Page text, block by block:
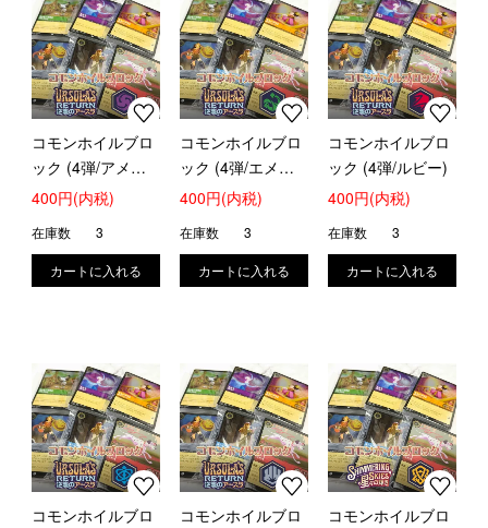
コモンホイルブロ
ック (4弾/アメジ
スト)
400円(内税)
在庫数 3
コモンホイルブロ
ック (4弾/エメラ
ルド)
400円(内税)
在庫数 3
コモンホイルブロ
ック (4弾/ルビー)
400円(内税)
在庫数 3
コモンホイルブロ
コモンホイルブロ
コモンホイルブロ